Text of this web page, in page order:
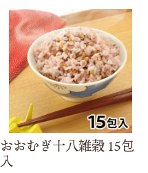
おおむぎ十八雑穀 15包
入